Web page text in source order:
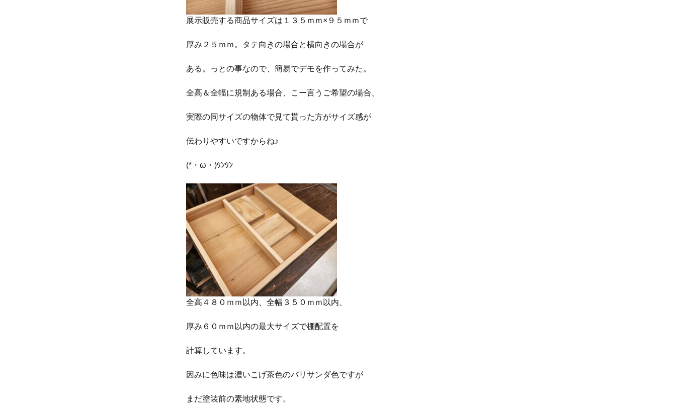
展示販売する商品サイズは１３５ｍｍ×９５ｍｍで
厚み２５ｍｍ。タテ向きの場合と横向きの場合が
ある。っとの事なので、簡易でデモを作ってみた。
全高＆全幅に規制ある場合、こー言うご希望の場合、
実際の同サイズの物体で見て貰った方がサイズ感が
伝わりやすいですからね♪
(*・ω・)ｳﾝｳﾝ
全高４８０ｍｍ以内、全幅３５０ｍｍ以内、
厚み６０ｍｍ以内の最大サイズで棚配置を
計算しています。
因みに色味は濃いこげ茶色のバリサンダ色ですが
まだ塗装前の素地状態です。